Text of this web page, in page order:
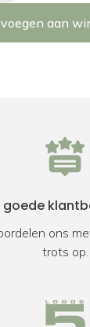
aan
goede
ons
trots op.